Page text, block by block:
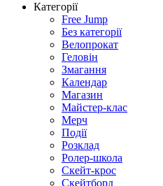
Категорії
Free Jump
Без категорії
Велопрокат
Геловін
Змагання
Календар
Магазин
Майстер-клас
Мерч
Події
Розклад
Ролер-школа
Скейт-крос
Скейтборд